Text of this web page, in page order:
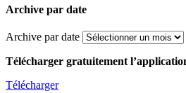
Archive par date
Archive par date
Télécharger gratuitement
Télécharger